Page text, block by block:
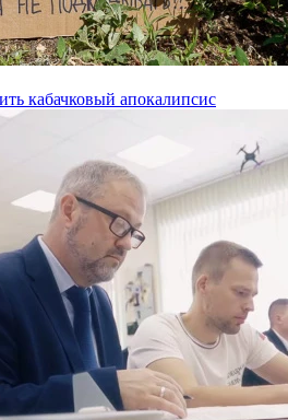
кабачковый апокалипсис